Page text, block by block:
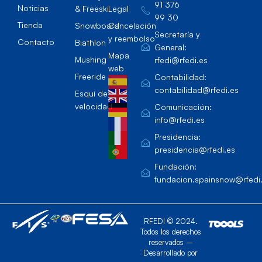
Noticias
Tienda
Contacto
& Freeski
Snowboard
Biathlon
Mushing
Freeride
Esquí de
velocidad
Legal
Cancelación
y reembolso
Mapa
web
91 376
99 30
Secretaría y
General:
rfedi@rfedi.es
Contabilidad:
contabilidad@rfedi.es
Comunicación:
info@rfedi.es
Presidencia:
presidencia@rfedi.es
Fundación:
RFEDI © 2024.
Todos los derechos
reservados –
Desarrollado por